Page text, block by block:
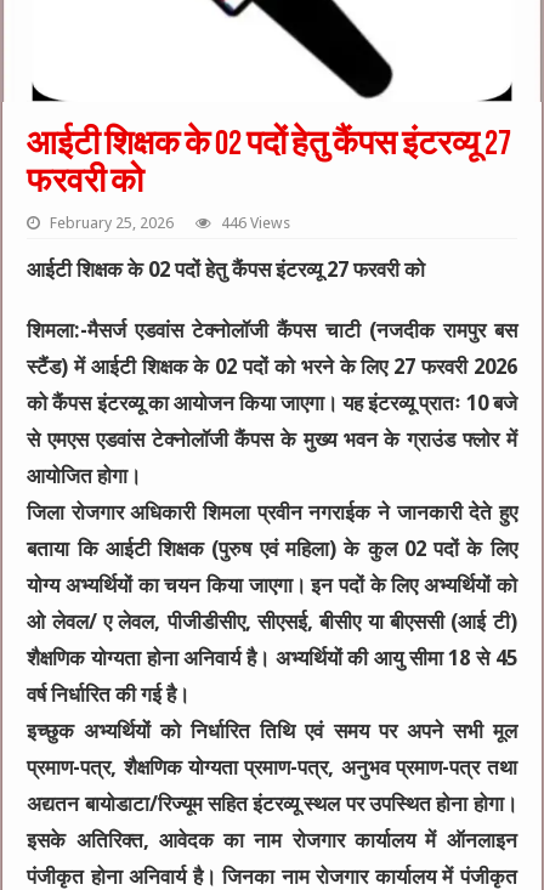
आईटी शिक्षक के 02 पदों हेतु कैंपस इंटरव्यू 27
फरवरी को
February 25, 2026 446 Views
आईटी शिक्षक के 02 पदों हेतु कैंपस इंटरव्यू 27 फरवरी को
शिमला:-मैसर्ज एडवांस टेक्नोलॉजी कैंपस चाटी (नजदीक रामपुर बस
स्टैंड) में आईटी शिक्षक के 02 पदों को भरने के लिए 27 फरवरी 2026
को कैंपस इंटरव्यू का आयोजन किया जाएगा। यह इंटरव्यू प्रातः 10 बजे
से एमएस एडवांस टेक्नोलॉजी कैंपस के मुख्य भवन के ग्राउंड फ्लोर में
आयोजित होगा।
जिला रोजगार अधिकारी शिमला प्रवीन नगराईक ने जानकारी देते हुए
बताया कि आईटी शिक्षक (पुरुष एवं महिला) के कुल 02 पदों के लिए
योग्य अभ्यर्थियों का चयन किया जाएगा। इन पदों के लिए अभ्यर्थियों को
ओ लेवल/ ए लेवल, पीजीडीसीए, सीएसई, बीसीए या बीएससी (आई टी)
शैक्षणिक योग्यता होना अनिवार्य है। अभ्यर्थियों की आयु सीमा 18 से 45
वर्ष निर्धारित की गई है।
इच्छुक अभ्यर्थियों को निर्धारित तिथि एवं समय पर अपने सभी मूल
प्रमाण-पत्र, शैक्षणिक योग्यता प्रमाण-पत्र, अनुभव प्रमाण-पत्र तथा
अद्यतन बायोडाटा/रिज्यूम सहित इंटरव्यू स्थल पर उपस्थित होना होगा।
इसके अतिरिक्त, आवेदक का नाम रोजगार कार्यालय में ऑनलाइन
पंजीकृत होना अनिवार्य है। जिनका नाम रोजगार कार्यालय में पंजीकृत